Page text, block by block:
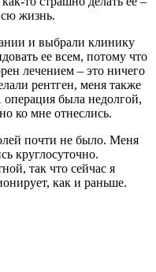
жизнь.
и выбрали клинику
ее всем, потому что
лечением – это ничего
рентген, меня также
операция была недолгой,
ко мне отнеслись.
почти не было. Меня
круглосуточно.
так что сейчас я
как и раньше.